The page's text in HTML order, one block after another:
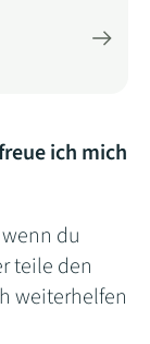
ich mich
du
teile den
weiterhelfen